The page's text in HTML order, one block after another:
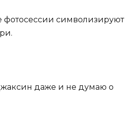
фотосессии символизируют
даже и не думаю о